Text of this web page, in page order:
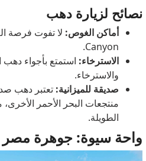
نصائح لزيارة دهب
أماكن الغوص:
Canyon.
الاسترخاء: استمتع بأجواء دهب
والاسترخاء.
صديقة للميزانية: تعتبر دهب
منتجعات البحر الأحمر الأخرى،
الطويلة.
واحة سيوة: جوهرة مصر